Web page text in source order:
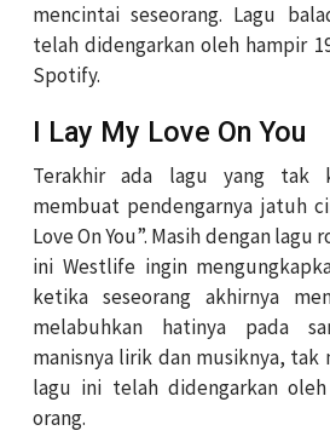
mencintai seseorang. Lagu
telah didengarkan oleh hampir
Spotify.
I Lay My Love On You
Terakhir ada lagu yang tak
membuat pendengarnya jatuh
Love On You”. Masih dengan lagu
ini Westlife ingin
ketika seseorang akhirnya
melabuhkan hatinya pada
manisnya lirik dan musiknya, tak
lagu ini telah didengarkan
orang.